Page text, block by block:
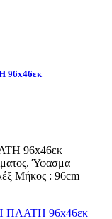
96x46εκ
96x46εκ
Ύφασμα
Μήκος : 96cm